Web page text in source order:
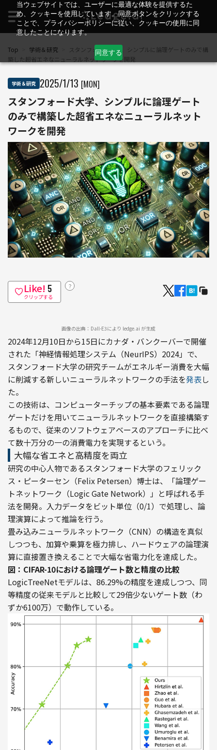
当ウェブサイトでは、ユーザーに最適な体験を提供するた
め、クッキーを使用しています。同意ボタンをクリックする
ことで、プライバシーポリシーに従い、クッキーの使用に同
意したことになります。
同意する
Top 学術＆研究
スタンフォード大学、シンプルに論理ゲートのみで構
築した超省エネなニューラルネットワークを開発
学術＆研究 2025/1/13 [MON]
スタンフォード大学、シンプルに論理ゲート
のみで構築した超省エネなニューラルネット
ワークを開発
Like! 5
クリップする
？
画像の出典：Dall-E3により ledge.ai が生成
2024年12月10日から15日にカナダ・バンクーバーで開催
された「神経情報処理システム（NeurIPS）2024」で、
スタンフォード大学の研究チームがエネルギー消費を大幅
に削減する新しいニューラルネットワークの手法を発表し
た。
この技術は、コンピューターチップの基本要素である論理
ゲートだけを用いてニューラルネットワークを直接構築す
るもので、従来のソフトウェアベースのアプローチに比べ
て数十万分の一の消費電力を実現するという。
大幅な省エネと高精度を両立
研究の中心人物であるスタンフォード大学のフェリック
ス・ピーターセン（Felix Petersen）博士は、「論理ゲー
トネットワーク（Logic Gate Network）」と呼ばれる手
法を開発。入力データをビット単位（0/1）で処理し、論
理演算によって推論を行う。
畳み込みニューラルネットワーク（CNN）の構造を真似
しつつも、加算や乗算を極力排し、ハードウェアの論理演
算に直接置き換えることで大幅な省電力化を達成した。
図：CIFAR-10における論理ゲート数と精度の比較
LogicTreeNetモデルは、86.29%の精度を達成しつつ、同
等精度の従来モデルと比較して29倍少ないゲート数（わ